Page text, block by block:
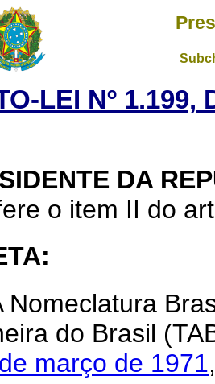
LEI Nº 1.199,
DA
o item II do
do Brasil
março de 1971